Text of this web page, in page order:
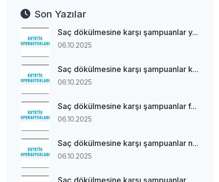
Son Yazılar
Saç dökülmesine karşı şampuanlar y...
06.10.2025
Saç dökülmesine karşı şampuanlar k...
06.10.2025
Saç dökülmesine karşı şampuanlar f...
06.10.2025
Saç dökülmesine karşı şampuanlar n...
06.10.2025
Saç dökülmesine karşı şampuanlar